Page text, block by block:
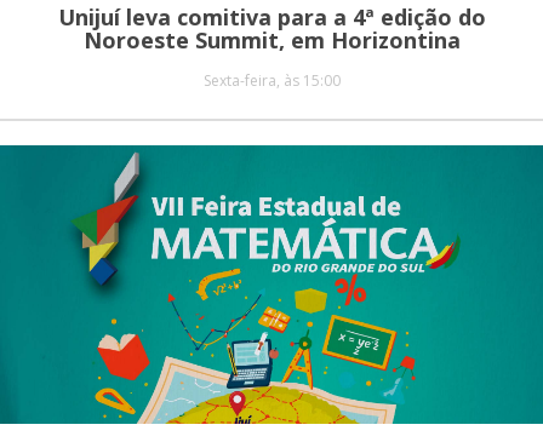
Unijuí leva comitiva para a 4ª edição do
Noroeste Summit, em Horizontina
Sexta-feira, às 15:00